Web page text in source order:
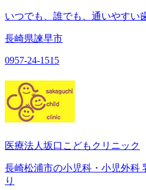
いつでも、誰でも、通いやすい
長崎県諫早市
0957-24-1515
医療法人坂口こどもクリニック
長崎松浦市の小児科・小児外科
り